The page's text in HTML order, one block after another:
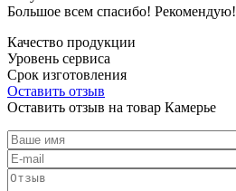
Большое всем спасибо! Рекомендую!
Качество продукции
Уровень сервиса
Срок изготовления
Оставить отзыв
Оставить отзыв на товар Камерье